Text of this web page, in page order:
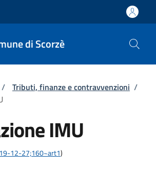
di Scorzè
pane
/ Tributi, finanze e contravvenzioni /
IMU
12-27;160~art1)